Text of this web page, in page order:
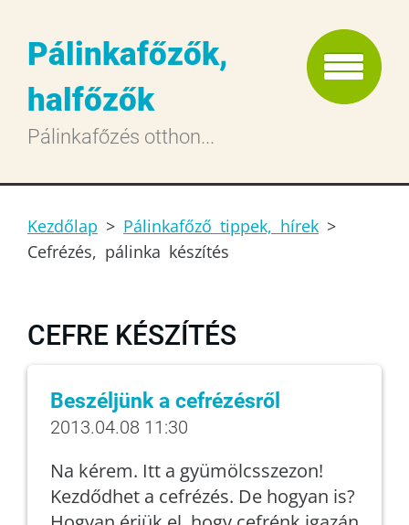
Pálinkafőzők,
halfőzők
Pálinkafőzés otthon...
Kezdőlap > Pálinkafőző tippek, hírek >
Cefrézés, pálinka készítés
CEFRE KÉSZÍTÉS
Beszéljünk a cefrézésről
2013.04.08 11:30
Na kérem. Itt a gyümölcsszezon!
Kezdődhet a cefrézés. De hogyan is?